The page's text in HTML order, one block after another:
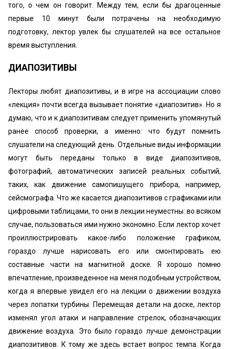
того, о чем он говорит. Между тем, если бы драгоценные
первые 10 минут были потрачены на необходимую
подготовку, лектор увлек бы слушателей на все остальное
время выступления.
ДИАПОЗИТИВЫ
Лекторы любят диапозитивы, и в игре на ассоциации слово
«лекция» почти всегда вызывает понятие «диапозитив». Но я
думаю, что и к диапозитивам следует применить упомянутый
ранее способ проверки, а именно: что будут помнить
слушатели на следующий день. Отдельные виды информации
могут быть переданы только в виде диапозитивов,
фотографий, автоматических записей реальных событий,
таких, как движение самопишущего прибора, например,
сейсмографа. Что же касается диапозитивов с графиками или
цифровыми таблицами, то они в лекции неуместны: во всяком
случае, пользоваться ими нужно экономно. Если лектор хочет
проиллюстрировать какое-либо положение графиком,
гораздо лучше нарисовать его или смонтировать ею
составные части на магнитной доске. Я хорошо помню
впечатление, произведенное на меня подобным устройством,
когда я впервые увидел его на лекции о движении воздуха
через лопатки турбины. Перемещая детали на доске, лектор
изменял угол атаки и направление стрелок, обозначающих
движение воздуха. Это было гораздо лучше демонстрации
диапозитивов. К тому же здесь встает вопрос темпа. Когда